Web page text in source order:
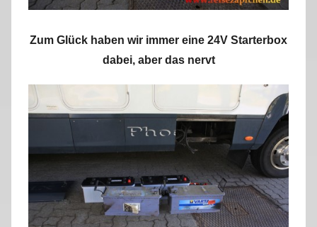
Zum Glück haben wir immer eine 24V Starterbox
dabei, aber das nervt